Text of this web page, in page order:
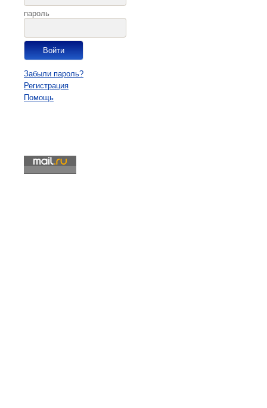
пароль
Забыли пароль?
Регистрация
Помощь